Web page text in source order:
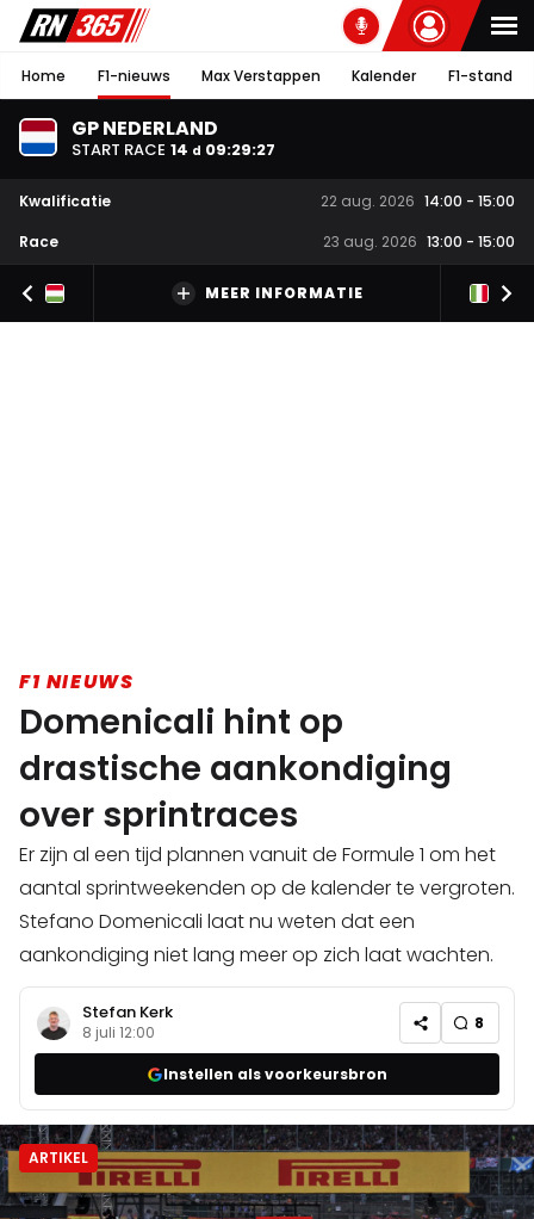
Home F1-nieuws Max Verstappen Kalender F1-stand
GP NEDERLAND
START RACE 14 d 09:29:26
Kwalificatie 22 aug. 2026 14:00 - 15:00
Race
23 aug. 2026 13:00 - 15:00
MEER INFORMATIE
F1 NIEUWS
Domenicali hint op
drastische aankondiging
over sprintraces
Er zijn al een tijd plannen vanuit de Formule 1 om het
aantal sprintweekenden op de kalender te vergroten.
Stefano Domenicali laat nu weten dat een
aankondiging niet lang meer op zich laat wachten.
Stefan Kerk
8 juli 12:00 8
Instellen als voorkeursbron
ARTIKEL